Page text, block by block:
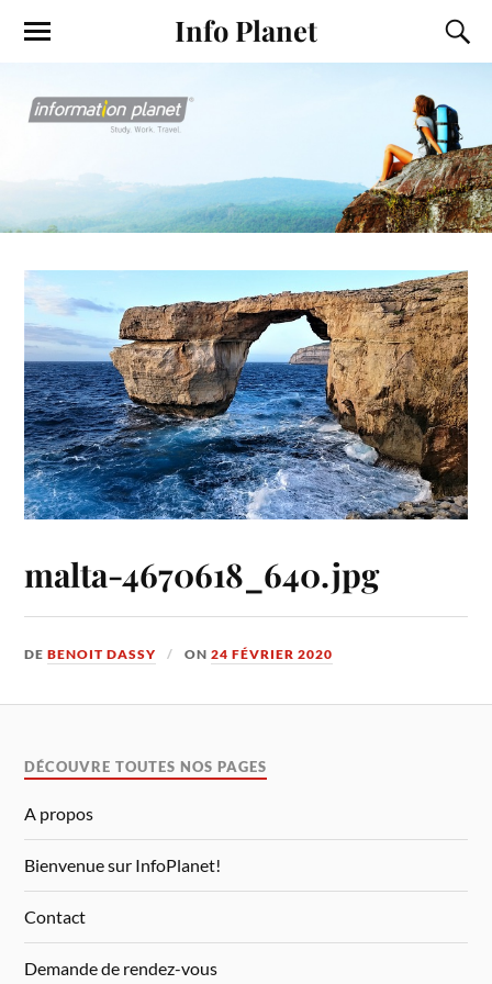
Info Planet
malta-4670618_640.jpg
DEBENOIT DASSY ON24 FÉVRIER 2020
DÉCOUVRE TOUTES NOS PAGES
A propos
Bienvenue sur InfoPlanet!
Contact
Demande de rendez-vous